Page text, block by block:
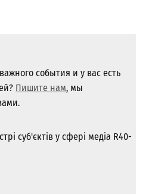
события и у вас есть
Пишите нам, мы
суб'єктів у сфері медіа R40-